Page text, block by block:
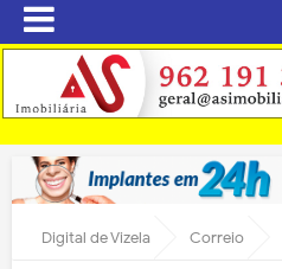
Digital de Vizela Correio